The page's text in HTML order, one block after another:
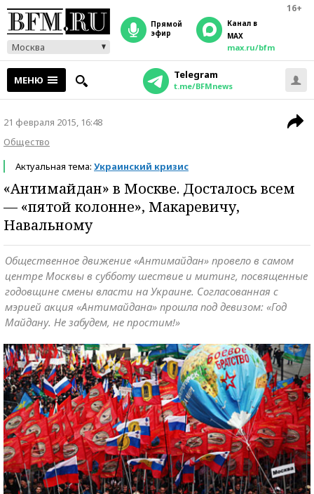
16+
Москва
прямой
эфир
Канал в
MAX
max.ru/bfm
МЕНЮ Telegram
t.me/BFMnews
21 февраля 2015, 16:48
Общество
Актуальная тема: Украинский кризис
«Антимайдан» в Москве. Досталось всем
— «пятой колонне», Макаревичу,
Навальному
Общественное движение «Антимайдан» провело в самом
центре Москвы в субботу шествие и митинг, посвященные
годовщине смены власти на Украине. Согласованная с
мэрией акция «Антимайдана» прошла под девизом: «Год
Майдану. Не забудем, не простим!»